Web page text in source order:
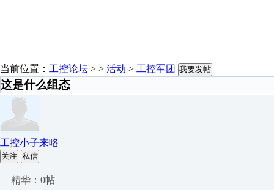
当前位置： 工控论坛 > > 活动 > 工控军团 我要发帖
这是什么组态
工控小子来咯
关注 私信
精华：0帖